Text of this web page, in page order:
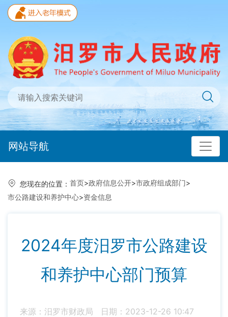
网站导航
您现在的位置： 首页>政府信息公开>市政府组成部门>
市公路建设和养护中心>资金信息
2024年度汨罗市公路建设
和养护中心部门预算
来源：汨罗市财政局
日期：2023-12-26 10:47